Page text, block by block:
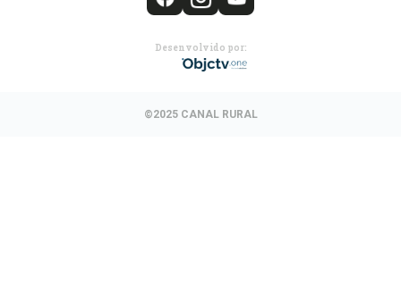
Desenvolvido por:
©2025 CANAL RURAL